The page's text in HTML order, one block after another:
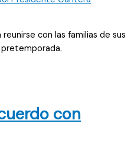
con las familias de sus
con